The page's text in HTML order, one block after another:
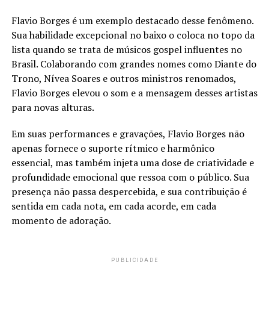
Flavio Borges é um exemplo destacado desse fenômeno.
Sua habilidade excepcional no baixo o coloca no topo da
lista quando se trata de músicos gospel influentes no
Brasil. Colaborando com grandes nomes como Diante do
Trono, Nívea Soares e outros ministros renomados,
Flavio Borges elevou o som e a mensagem desses artistas
para novas alturas.
Em suas performances e gravações, Flavio Borges não
apenas fornece o suporte rítmico e harmônico
essencial, mas também injeta uma dose de criatividade e
profundidade emocional que ressoa com o público. Sua
presença não passa despercebida, e sua contribuição é
sentida em cada nota, em cada acorde, em cada
momento de adoração.
PUBLICIDADE